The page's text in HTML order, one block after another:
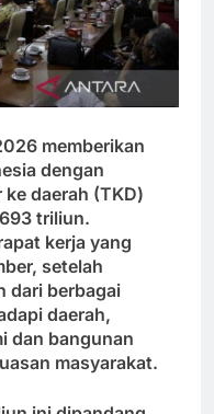
memberikan
dengan
daerah (TKD)
triliun.
kerja yang
setelah
dari berbagai
daerah,
dan bangunan
masyarakat.